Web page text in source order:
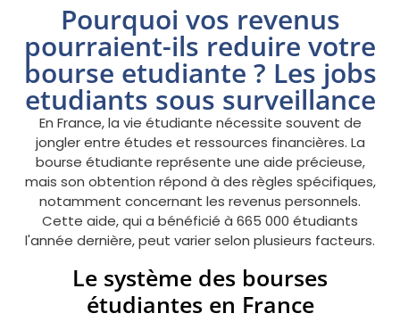
Pourquoi vos revenus
pourraient-ils reduire votre
bourse etudiante ? Les jobs
etudiants sous surveillance
En France, la vie étudiante nécessite souvent de
jongler entre études et ressources financières. La
bourse étudiante représente une aide précieuse,
mais son obtention répond à des règles spécifiques,
notamment concernant les revenus personnels.
Cette aide, qui a bénéficié à 665 000 étudiants
l'année dernière, peut varier selon plusieurs facteurs.
Le système des bourses
étudiantes en France